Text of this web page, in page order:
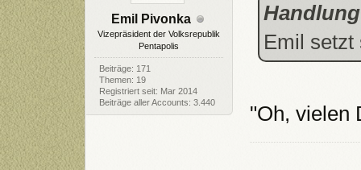
Emil Pivonka
Vizepräsident der Volksrepublik
Pentapolis
Beiträge: 171
Themen: 19
Registriert seit: Mar 2014
Beiträge aller Accounts: 3.440
Emil setzt
"Oh, vielen